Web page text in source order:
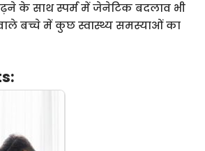
बढ़ने के साथ स्पर्म में जेनेटिक बदलाव भी
बच्चे में कुछ स्वास्थ्य समस्याओं का